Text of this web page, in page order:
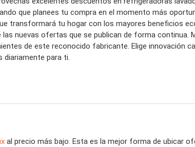
que planees tu compra en el momento más
transformará tu hogar con los mayores beneficios
nuevas ofertas que se publican de forma continua.
de este reconocido fabricante. Elige innovación
para ti.
al precio más bajo. Esta es la mejor forma de ubicar